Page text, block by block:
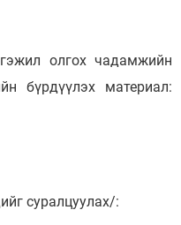
олгох чадамжийн
бүрдүүлэх материал:
суралцуулах/: